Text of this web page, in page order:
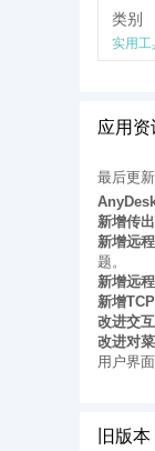
个性化
在线
类别
实用工
应用资
最后更
新增传
新增远
题。
新增远
新增
改进交
改进对
用户界面
旧版本